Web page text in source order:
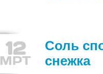
12
МРТ
Соль
снежка